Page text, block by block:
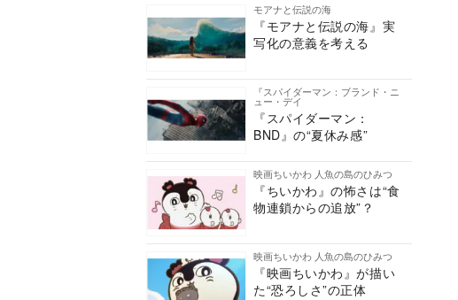
モアナと伝説の海
『モアナと伝説の海』実
写化の意義を考える
『スパイダーマン：ブランド・ニ
ュー・デイ
『スパイダーマン：
BND』の“夏休み感”
映画ちいかわ 人魚の島のひみつ
『ちいかわ』の怖さは“食
物連鎖からの追放”？
映画ちいかわ 人魚の島のひみつ
『映画ちいかわ』が描い
た“恐ろしさ”の正体